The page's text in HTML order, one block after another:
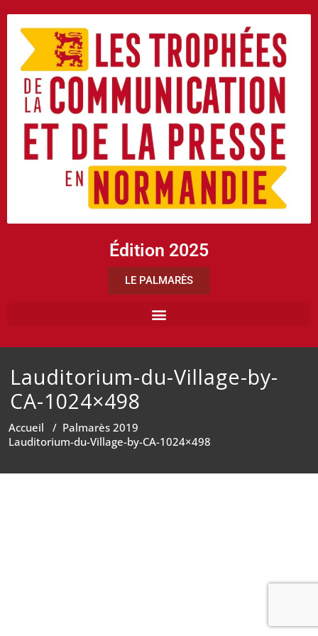
Édition 2025
LE PALMARÈS
Lauditorium-du-Village-by-
CA-1024×498
Accueil / Palmarès 2019
Lauditorium-du-Village-by-CA-1024×498